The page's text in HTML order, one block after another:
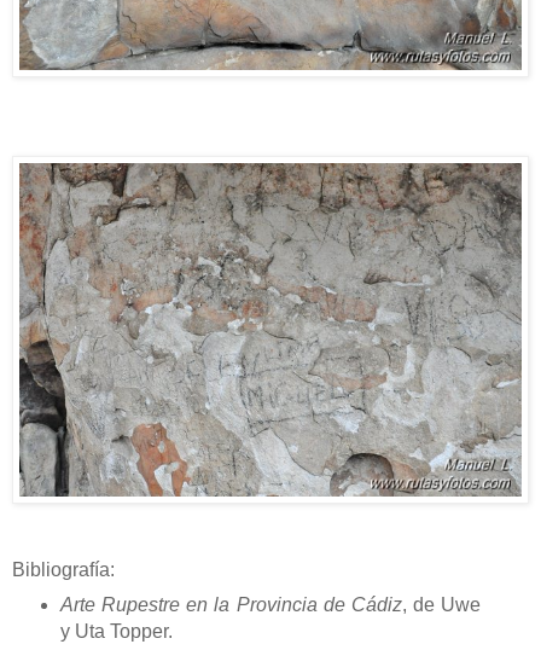
Bibliografía:
Arte Rupestre en la Provincia de Cádiz, de Uwe
y Uta Topper.